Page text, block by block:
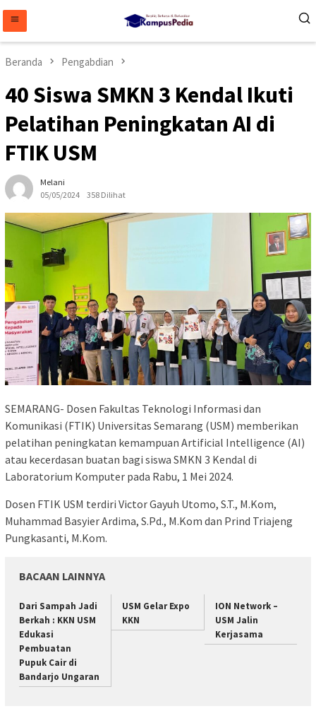
konten
Beranda Pengabdian
40 Siswa SMKN 3 Kendal Ikuti
Pelatihan Peningkatan AI di
FTIK USM
Melani
05/05/2024
358 Dilihat
SEMARANG- Dosen Fakultas Teknologi Informasi dan
Komunikasi (FTIK) Universitas Semarang (USM) memberikan
pelatihan peningkatan kemampuan Artificial Intelligence (AI)
atau kecerdasan buatan bagi siswa SMKN 3 Kendal di
Laboratorium Komputer pada Rabu, 1 Mei 2024.
Dosen FTIK USM terdiri Victor Gayuh Utomo, S.T., M.Kom,
Muhammad Basyier Ardima, S.Pd., M.Kom dan Prind Triajeng
Pungkasanti, M.Kom.
BACAAN LAINNYA
Dari Sampah Jadi
Berkah : KKN USM
Edukasi
Pembuatan
Pupuk Cair di
Bandarjo Ungaran
USM Gelar Expo
KKN
ION Network –
USM Jalin
Kerjasama